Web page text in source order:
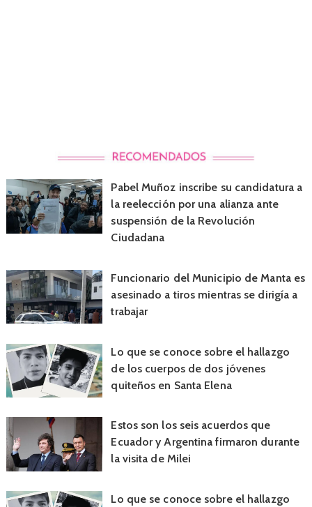
Pabel Muñoz inscribe su candidatura a
la reelección por una alianza ante
suspensión de la Revolución
Ciudadana
Funcionario del Municipio de Manta es
asesinado a tiros mientras se dirigía a
trabajar
Lo que se conoce sobre el hallazgo
de los cuerpos de dos jóvenes
quiteños en Santa Elena
Estos son los seis acuerdos que
Ecuador y Argentina firmaron durante
la visita de Milei
Lo que se conoce sobre el hallazgo